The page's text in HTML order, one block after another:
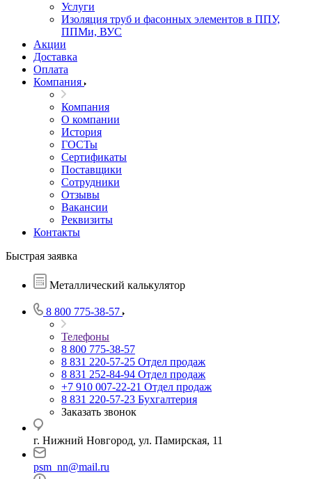
Услуги
Изоляция труб и фасонных элементов в ППУ,
ППМи, ВУС
Акции
Доставка
Оплата
Компания
Компания
О компании
История
ГОСТы
Сертификаты
Поставщики
Сотрудники
Отзывы
Вакансии
Реквизиты
Контакты
Быстрая заявка
Металлический калькулятор
8 800 775-38-57
Телефоны
8 800 775-38-57
8 831 220-57-25 Отдел продаж
8 831 252-84-94 Отдел продаж
+7 910 007-22-21 Отдел продаж
8 831 220-57-23 Бухгалтерия
Заказать звонок
г. Нижний Новгород, ул. Памирская, 11
psm_nn@mail.ru